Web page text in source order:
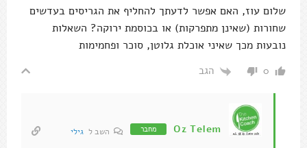
שלום עוז, האם אפשר לדעתך להחליף את הגריסים בעדשים
שחורות (שאינן מתפרקות) או בכוסמת ירוקה? השאלות
נובעות מכך שאיני אוכלת גלוטן, סוכר ופחמימות
0 הגב
Oz Telem מחבר השב ל גילי